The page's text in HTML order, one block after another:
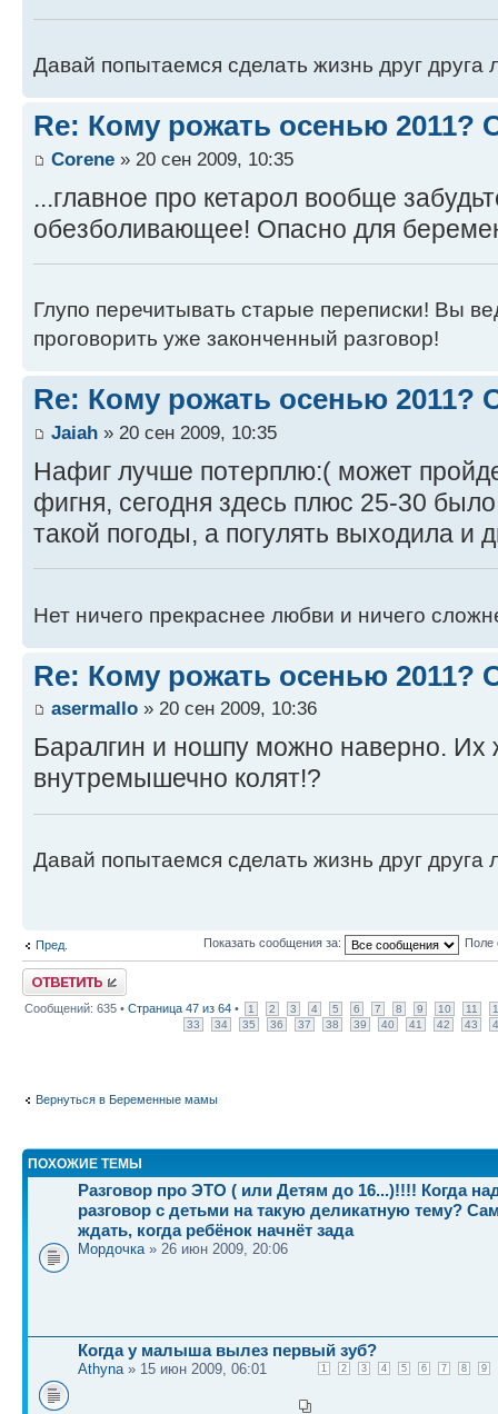
Давай попытаемся сделать жизнь друг друга
Re: Кому рожать осенью 2011?
Corene » 20 сен 2009, 10:35
...главное про кетарол вообще
обезболивающее! Опасно для
Глупо перечитывать старые переписки! Вы
проговорить уже законченный разговор!
Re: Кому рожать осенью 2011?
Jaiah » 20 сен 2009, 10:35
Нафиг лучше потерплю:( может
фигня, сегодня здесь плюс 25-30
такой погоды, а погулять выходила и
Нет ничего прекраснее любви и ничего
Re: Кому рожать осенью 2011?
asermallo » 20 сен 2009, 10:36
Баралгин и ношпу можно наверно. Их
внутремышечно колят!?
Давай попытаемся сделать жизнь друг друга
Пред. Показать сообщения за: Поле
Ответить
Сообщений: 635 • Страница 47 из 64 • 1 2 3 4 5 6 7 8 9 10 11
33
34 35 36 37 38 39 40 41 42 43
Вернуться в Беременные мамы
ПОХОЖИЕ ТЕМЫ
Разговор про ЭТО ( или Детям до 16...)!!!! Когда
разговор с детьми на такую деликатную тему?
ждать, когда ребёнок начнёт зада
Мордочка » 26 июн 2009, 20:06
Когда у малыша вылез первый зуб?
1 2 3 4 5 6 7 8 9
Athyna » 15 июн 2009, 06:01